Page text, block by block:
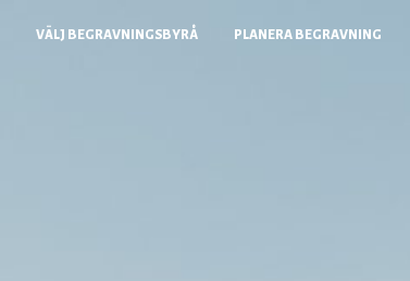
VÄLJ BEGRAVNINGSBYRÅ PLANERA BEGRAVNING